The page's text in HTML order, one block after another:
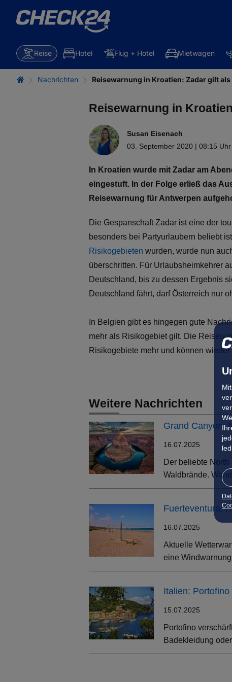
Reise Hotel Flug + Hotel Mietwagen
Nachrichten Reisewarnung in Kroatien: Zadar gilt
Reisewarnung in
Susan Eisenach
03. September 2020 | 08:15 Uhr
In Kroatien wurde mit Zadar am
eingestuft. In der Folge erließ das
Reisewarnung für Antwerpen
Die Gespanschaft Zadar ist eine der
besonders bei Partyurlaubern beliebt
Risikogebieten wurden, wurde nun
überschritten. Für Urlaubsheimkehrer
Deutschland, bis zu dessen Ergebnis
Deutschland fährt, darf Österreich nur
In Belgien gibt es hingegen gute
mehr als Risikogebiet gilt. Die
Risikogebiete mehr und können
Weitere Nachrichten
Grand Canyon:
16.07.2025
Der beliebte
Waldbrände.
Fuerteventura:
16.07.2025
Aktuelle
eine
Italien:
15.07.2025
Portofino
Badekleidung